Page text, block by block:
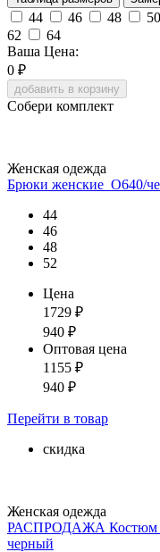
44 46 48 50
62
64
Ваша Цена:
0 ₽
добавить в корзину
Собери комплект
Женская одежда
Брюки женские_О640/
44
46
48
52
Цена
1729 ₽
940 ₽
Оптовая цена
1155 ₽
940 ₽
Перейти в товар
скидка
Женская одежда
РАСПРОДАЖА Костюм
черный